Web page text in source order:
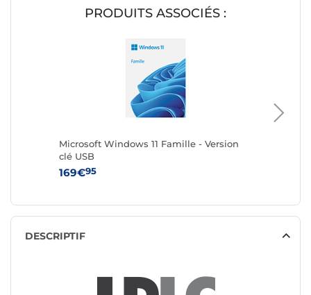
PRODUITS ASSOCIÉS :
Microsoft Windows 11 Famille - Version
clé USB
169€95
DESCRIPTIF